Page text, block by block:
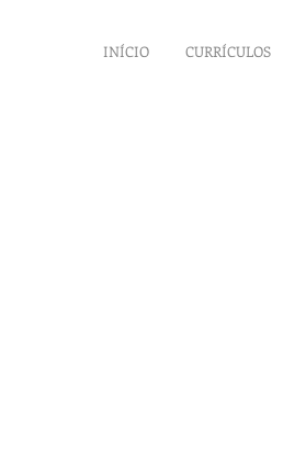
INÍCIO CURRÍCULOS